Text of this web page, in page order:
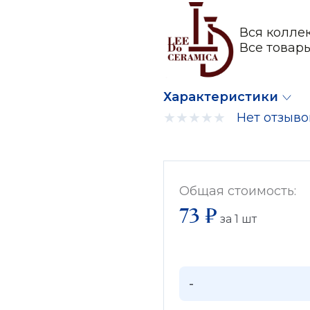
Вся
Все
Характеристики
Нет
Общая стоимость:
73 ₽ за 1 шт
-